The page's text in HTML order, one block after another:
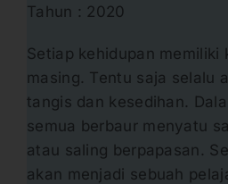
Tahun : 2020
Setiap kehidupan memiliki
masing. Tentu saja selalu
tangis dan kesedihan.
semua berbaur menyatu
atau saling berpapasan.
akan menjadi sebuah